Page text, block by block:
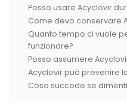
Posso usare Acyclovir
Come devo conservare
Quanto tempo ci vuole
funzionare?
Posso assumere
Acyclovir può prevenire
Cosa succede se